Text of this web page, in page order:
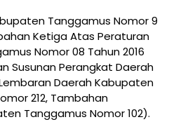
Tanggamus Nomor 9
Ketiga Atas Peraturan
Nomor 08 Tahun 2016
Susunan Perangkat Daerah
Daerah Kabupaten
212, Tambahan
Tanggamus Nomor 102).